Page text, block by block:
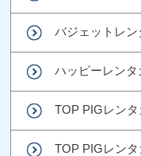
バジェットレ
ハッピーレン
TOP PIGレン
TOP PIGレン